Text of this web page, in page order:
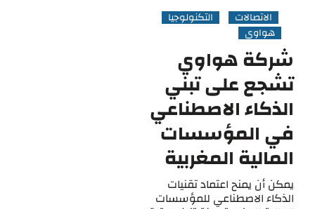
الاتصالات
التكنولوجيا
هواوي
شركة هواوي
تشجع على تبني
الذكاء الاصطناعي
في المؤسسات
المالية المغربية
يمكن أن يمنح اعتماد تقنيات
الذكاء الاصطناعي للمؤسسات